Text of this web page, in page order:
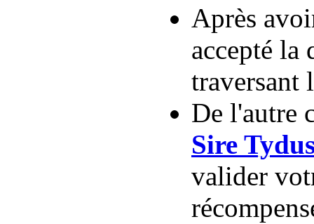
Après
accepté la
traversant
De l'autre
Sire
valider